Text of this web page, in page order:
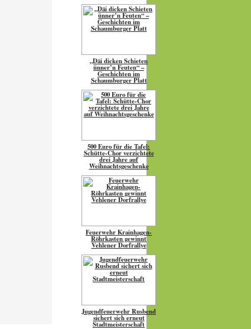
„Däi dicken Schieten
ünner’n Feuten“ –
Geschichten im
Schaumburger Platt
500 Euro für die Tafel:
Schütte-Chor verzichtete
drei Jahre auf
Weihnachtsgeschenke
Feuerwehr Krainhagen-
Röhrkasten gewinnt
Vehlener Dorfrallye
Jugendfeuerwehr Rusbend
sichert sich erneut
Stadtmeisterschaft